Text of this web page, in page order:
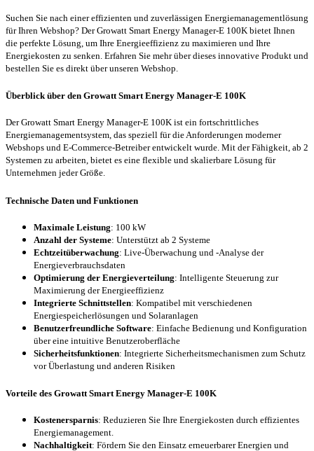
Suchen Sie nach einer effizienten und zuverlässigen Energiemanagementlösung
für Ihren Webshop? Der Growatt Smart Energy Manager-E 100K bietet Ihnen
die perfekte Lösung, um Ihre Energieeffizienz zu maximieren und Ihre
Energiekosten zu senken. Erfahren Sie mehr über dieses innovative Produkt und
bestellen Sie es direkt über unseren Webshop.
Überblick über den Growatt Smart Energy Manager-E 100K
Der Growatt Smart Energy Manager-E 100K ist ein fortschrittliches
Energiemanagementsystem, das speziell für die Anforderungen moderner
Webshops und E-Commerce-Betreiber entwickelt wurde. Mit der Fähigkeit, ab 2
Systemen zu arbeiten, bietet es eine flexible und skalierbare Lösung für
Unternehmen jeder Größe.
Technische Daten und Funktionen
Maximale Leistung: 100 kW
Anzahl der Systeme: Unterstützt ab 2 Systeme
Echtzeitüberwachung: Live-Überwachung und -Analyse der
Energieverbrauchsdaten
Optimierung der Energieverteilung: Intelligente Steuerung zur
Maximierung der Energieeffizienz
Integrierte Schnittstellen: Kompatibel mit verschiedenen
Energiespeicherlösungen und Solaranlagen
Benutzerfreundliche Software: Einfache Bedienung und Konfiguration
über eine intuitive Benutzeroberfläche
Sicherheitsfunktionen: Integrierte Sicherheitsmechanismen zum Schutz
vor Überlastung und anderen Risiken
Vorteile des Growatt Smart Energy Manager-E 100K
Kostenersparnis: Reduzieren Sie Ihre Energiekosten durch effizientes
Energiemanagement.
Nachhaltigkeit: Fördern Sie den Einsatz erneuerbarer Energien und